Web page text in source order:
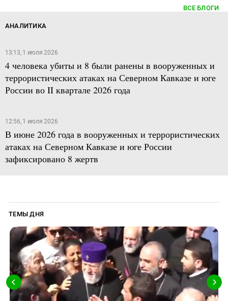
ВСЕ БЛОГИ
АНАЛИТИКА
13:13, 1 июля 2026
4 человека убиты и 8 были ранены в вооруженных и
террористических атаках на Северном Кавказе и юге
России во II квартале 2026 года
12:56, 1 июля 2026
В июне 2026 года в вооруженных и террористических
атаках на Северном Кавказе и юге России
зафиксировано 8 жертв
ТЕМЫ ДНЯ